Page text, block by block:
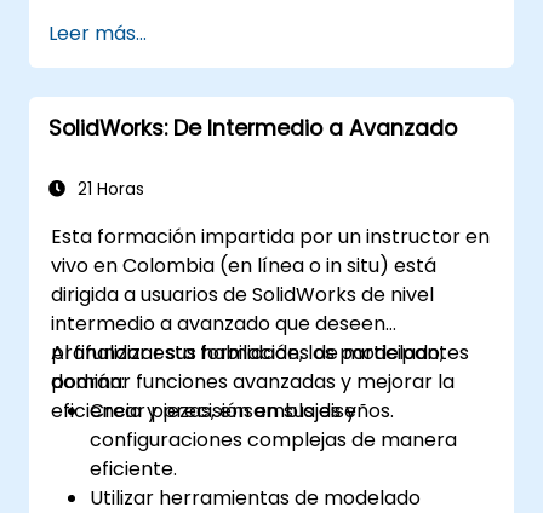
modelado de ensamblajes de SolidWorks.
Dominar las funciones de modelado
avanzado de SolidWorks.
Leer más...
SolidWorks: De Intermedio a Avanzado
21 Horas
Esta formación impartida por un instructor en
vivo en Colombia (en línea o in situ) está
dirigida a usuarios de SolidWorks de nivel
intermedio a avanzado que deseen
profundizar sus habilidades de modelado,
dominar funciones avanzadas y mejorar la
eficiencia y precisión en sus diseños.
Al finalizar esta formación, los participantes
podrán:
Crear piezas, ensamblajes y
configuraciones complejas de manera
eficiente.
Utilizar herramientas de modelado